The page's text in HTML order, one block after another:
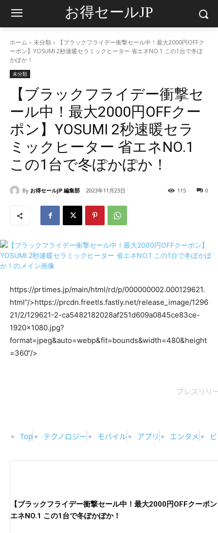
お得セールJP
ホーム 未分類
【ブラックフライデー衝撃セール中！最大2000円OFFク
ーポン】YOSUMI 2秒速暖セラミックヒーター 省エネNO.1 この1台で冬ぽ
かぽか！
未分類
【ブラックフライデー衝撃セ
ール中！最大2000円OFFクー
ポン】YOSUMI 2秒速暖セラ
ミックヒーター 省エネNO.1
この1台で冬ぽかぽか！
By お得セールJP 編集部 2023年11月23日 0
115
https://prtimes.jp/main/html/rd/p/000000002.000129621.
html“/>https://prcdn.freetls.fastly.net/release_image/1296
21/2/129621-2-ca5482182028af251d609a0845ce83ce-
1920×1080.jpg?
format=jpeg&auto=webp&fit=bounds&width=480&height
=360“/>
プレスリリ
Top テクノロジー モバイル アプリ エンタメ
【ブラックフライデー衝撃セール中！最大2000円OFFクーポ
エネNO.1 この1台で冬ぽかぽか！